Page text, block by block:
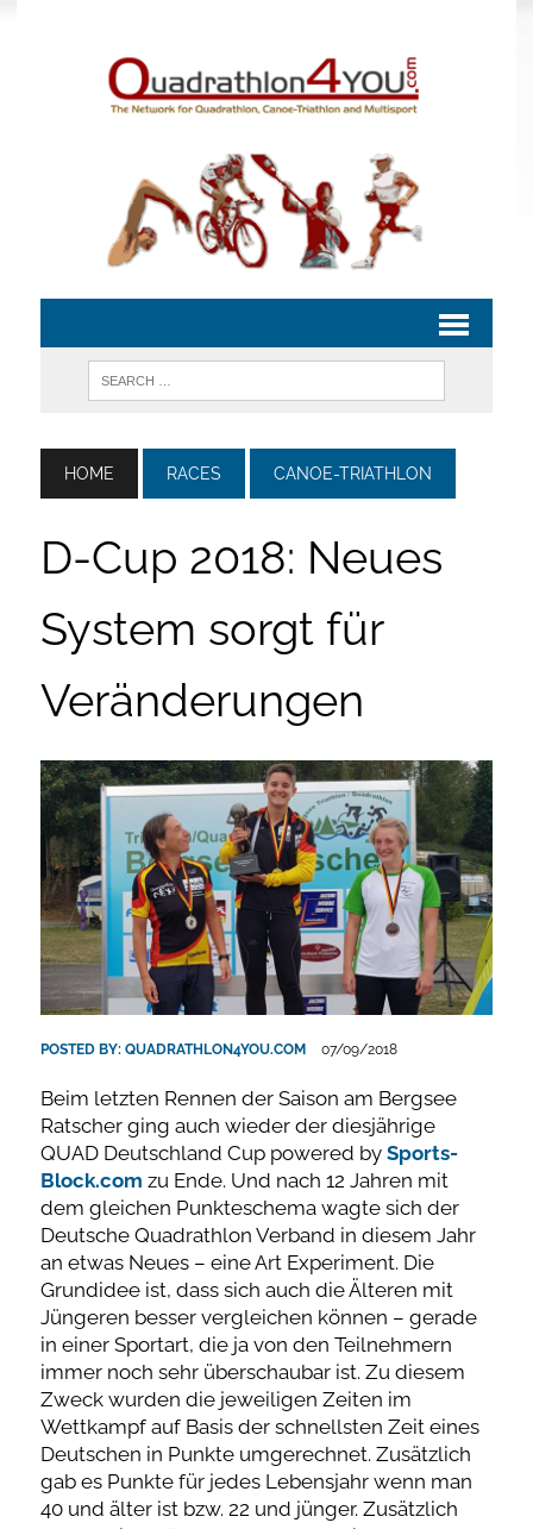
HOME RACES CANOE-TRIATHLON
D-Cup 2018: Neues
System sorgt für
Veränderungen
POSTED BY: QUADRATHLON4YOU.COM 07/09/2018
Beim letzten Rennen der Saison am Bergsee
Ratscher ging auch wieder der diesjährige
QUAD Deutschland Cup powered by Sports-
Block.com zu Ende. Und nach 12 Jahren mit
dem gleichen Punkteschema wagte sich der
Deutsche Quadrathlon Verband in diesem Jahr
an etwas Neues – eine Art Experiment. Die
Grundidee ist, dass sich auch die Älteren mit
Jüngeren besser vergleichen können – gerade
in einer Sportart, die ja von den Teilnehmern
immer noch sehr überschaubar ist. Zu diesem
Zweck wurden die jeweiligen Zeiten im
Wettkampf auf Basis der schnellsten Zeit eines
Deutschen in Punkte umgerechnet. Zusätzlich
gab es Punkte für jedes Lebensjahr wenn man
40 und älter ist bzw. 22 und jünger. Zusätzlich